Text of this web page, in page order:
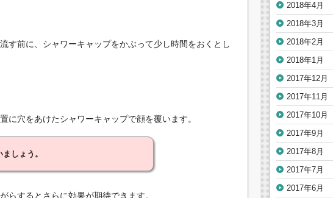
す前に、シャワーキャップをかぶって少し時間をおくとし
に穴をあけたシャワーキャップで顔を覆います。
しょう。
らするとさらに効果が期待できます。
2018年4月
2018年3月
2018年2月
2018年1月
2017年12月
2017年11月
2017年10月
2017年9月
2017年8月
2017年7月
2017年6月